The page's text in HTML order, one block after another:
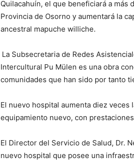
Quilacahuín, el que beneficiará a más
Provincia de Osorno y aumentará la
ancestral mapuche williche.
La Subsecretaria de Redes
Intercultural Pu Mülen es una obra
comunidades que han sido por tanto
El nuevo hospital aumenta diez
equipamiento nuevo, con
El Director del Servicio de Salud, Dr.
nuevo hospital que posee una